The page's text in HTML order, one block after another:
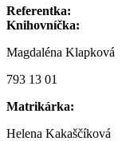
Referentka:
Knihovníčka:
Magdaléna Klapková
793 13 01
Matrikárka:
Helena Kakaščíková